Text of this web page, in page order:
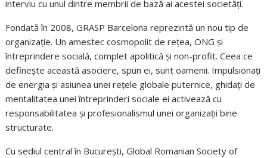
interviu cu unul dintre membrii de bază ai acestei societăți.
Fondată în 2008, GRASP Barcelona reprezintă un nou tip de
organizație. Un amestec cosmopolit de rețea, ONG și
întreprindere socială, complet apolitică și non-profit. Ceea ce
definește această asociere, spun ei, sunt oamenii. Impulsionați
de energia și asiunea unei rețele globale puternice, ghidați de
mentalitatea unei întreprinderi sociale ei activează cu
responsabilitatea și profesionalismul unei organizații bine
structurate.
Cu sediul central în București, Global Romanian Society of